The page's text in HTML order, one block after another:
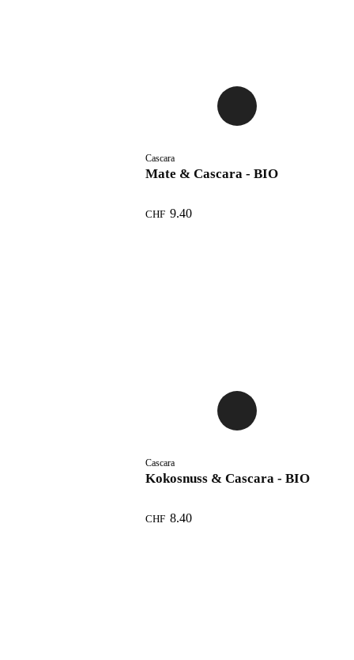
Cascara
Mate & Cascara - BIO
CHF 9.40
Cascara
Kokosnuss & Cascara - BIO
CHF 8.40